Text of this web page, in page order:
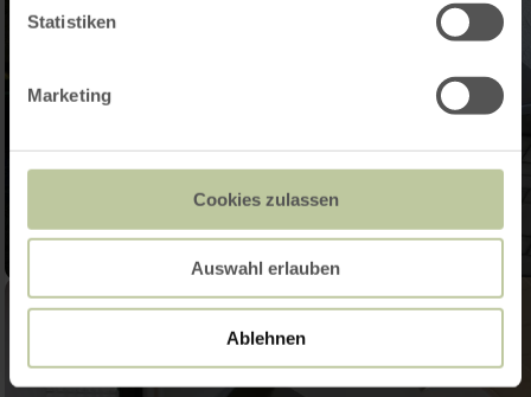
Statistiken
Marketing
Cookies zulassen
Auswahl erlauben
Ablehnen